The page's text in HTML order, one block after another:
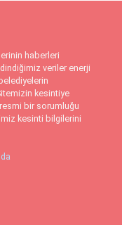
haberleri
veriler enerji
kesintiye
bir sorumluğu
kesinti bilgilerini